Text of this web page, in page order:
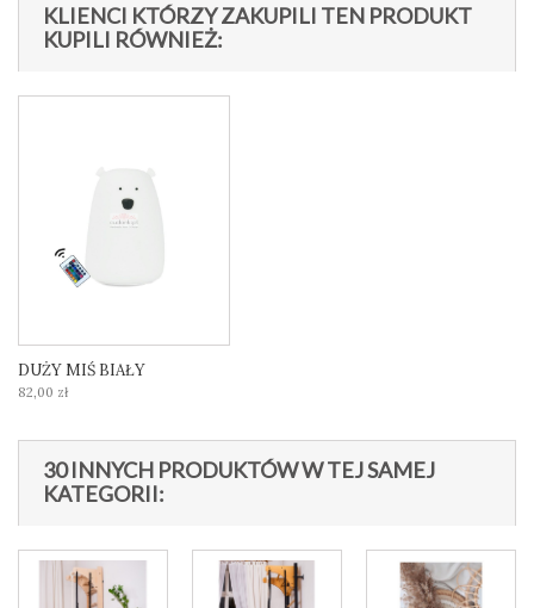
KLIENCI KTÓRZY ZAKUPILI TEN PRODUKT
KUPILI RÓWNIEŻ:
DUŻY MIŚ BIAŁY
82,00 zł
30 INNYCH PRODUKTÓW W TEJ SAMEJ
KATEGORII: